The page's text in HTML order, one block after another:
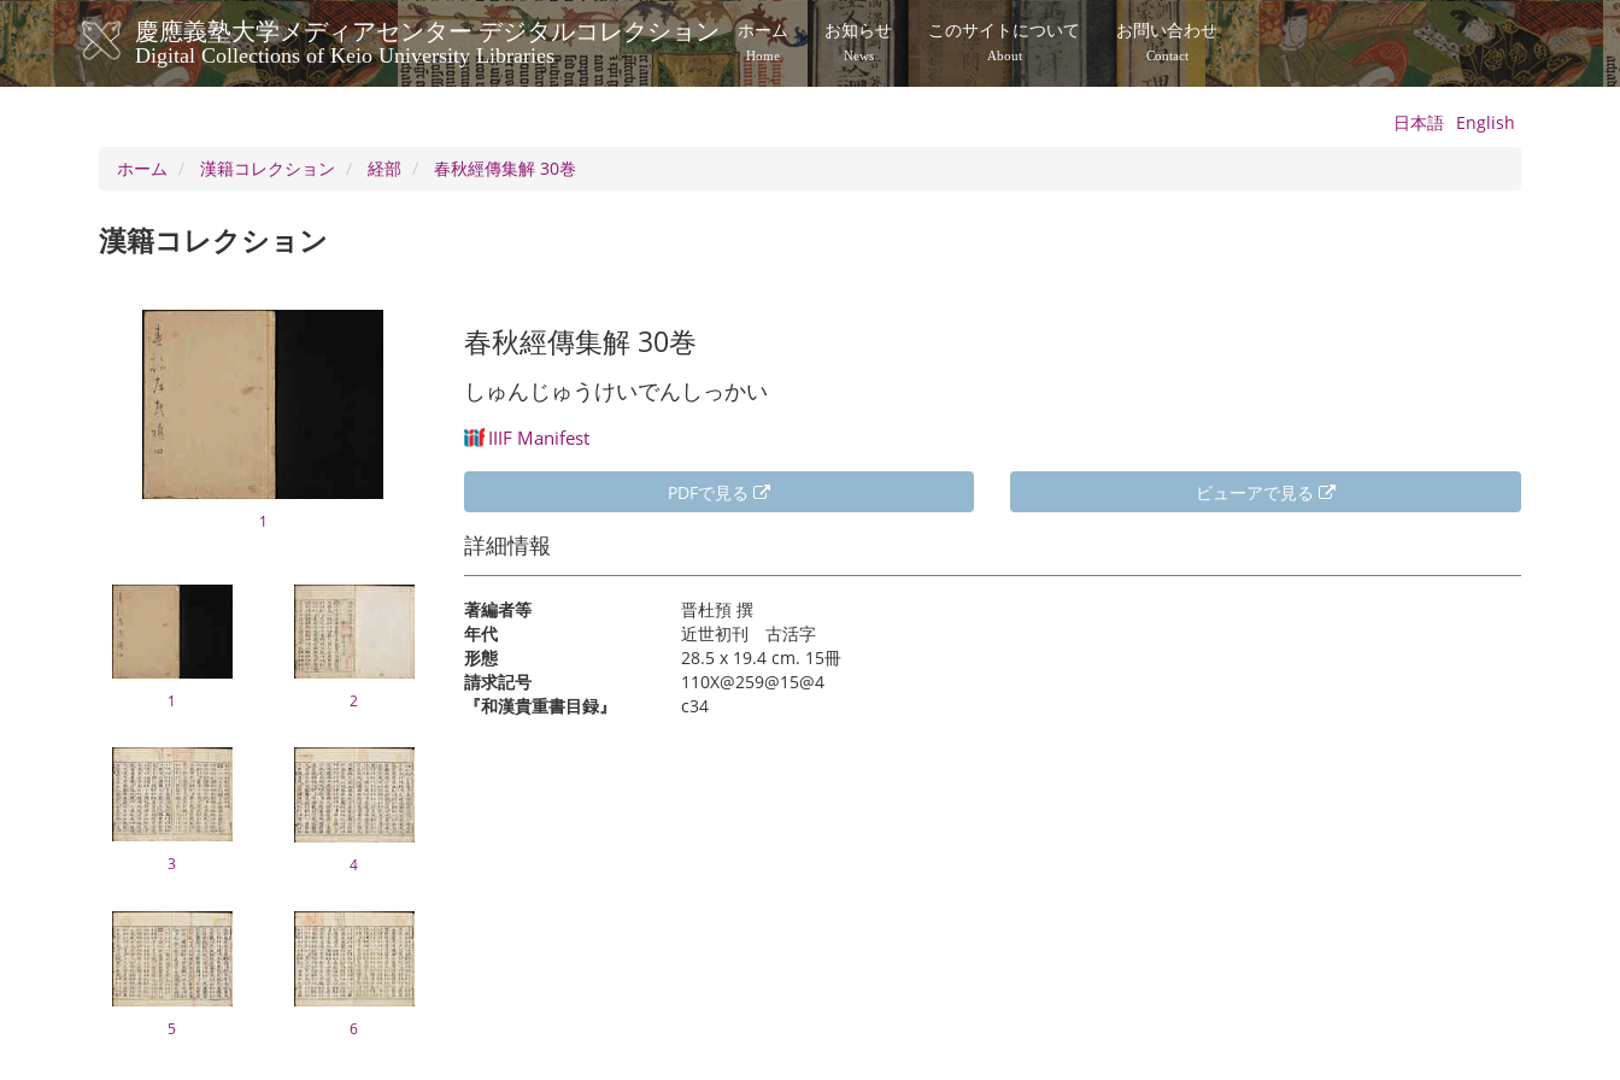
メ
イ
ン
コ
慶應義塾大学メディアセンター デジタルコレクション
Digital Collections of Keio University Libraries
メ
イ
ビ
ー
シ
ホーム
Home
お知らせ
News
このサイトについて
About
お問い合わせ
Contact
日本語 English
ホーム
漢籍コレクション 経部 春秋經傳集解 30巻
漢籍コレクション
1
1 2
3 4
5 6
春秋經傳集解 30巻
しゅんじゅうけいでんしっかい
IIIF Manifest
PDFで見る ビューアで見る
詳細情報
著編者等
晋杜預 撰
年代
近世初刊 古活字
形態
28.5 x 19.4 cm. 15冊
請求記号
110X@259@15@4
『和漢貴重書目録』
c34